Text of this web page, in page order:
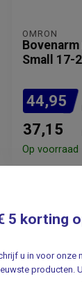
OMRON
Small 17-
44,95
37,15
Op voorraad
5 korting
u in voor onze
producten.